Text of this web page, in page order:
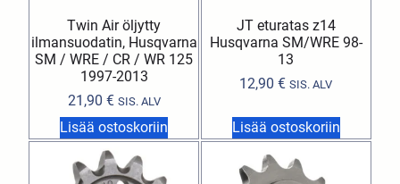
Twin Air öljytty
ilmansuodatin, Husqvarna
SM / WRE / CR / WR 125
1997-2013
21,90 € SIS. ALV
Lisää ostoskoriin
JT eturatas z14
Husqvarna SM/WRE 98-
13
12,90€ SIS. ALV
Lisää ostoskoriin